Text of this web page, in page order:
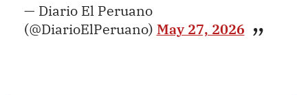
— Diario El Peruano
(@DiarioElPeruano) May 27, 2026